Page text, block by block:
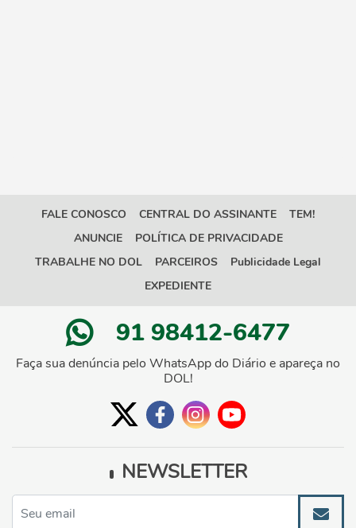
FALE CONOSCO CENTRAL DO ASSINANTE
TEM!
ANUNCIE
POLÍTICA DE PRIVACIDADE
TRABALHE NO DOL
PARCEIROS
Publicidade Legal
EXPEDIENTE
91 98412-6477
Faça sua denúncia pelo WhatsApp do Diário e apareça no
DOL!
NEWSLETTER